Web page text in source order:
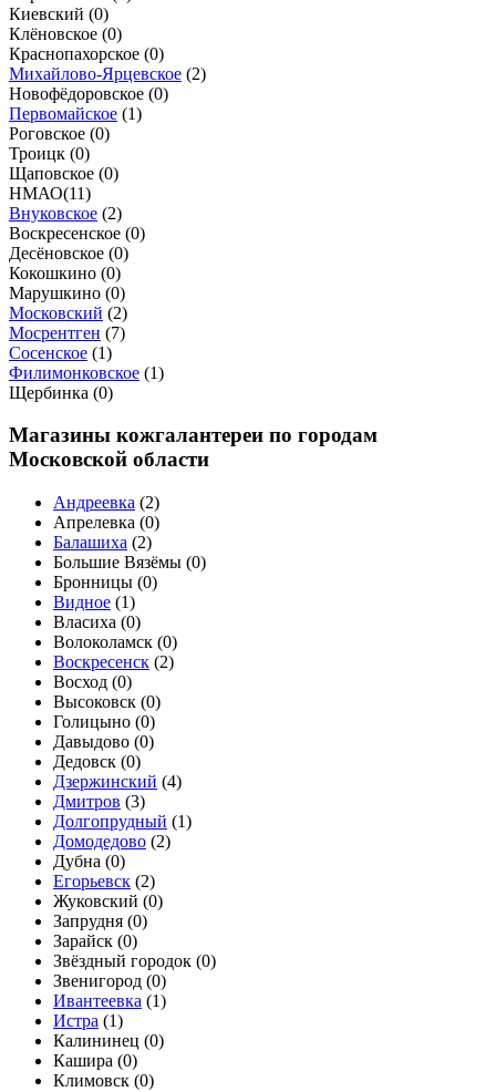
Киевский (0)
Клёновское (0)
Краснопахорское (0)
Михайлово-Ярцевское (2)
Новофёдоровское (0)
Первомайское (1)
Роговское (0)
Троицк (0)
Щаповское (0)
НМАО(11)
Внуковское (2)
Воскресенское (0)
Десёновское (0)
Кокошкино (0)
Марушкино (0)
Московский (2)
Мосрентген (7)
Сосенское (1)
Филимонковское (1)
Щербинка (0)
Магазины кожгалантереи по городам
Московской области
Андреевка (2)
Апрелевка (0)
Балашиха (2)
Большие Вязёмы (0)
Бронницы (0)
Видное (1)
Власиха (0)
Волоколамск (0)
Воскресенск (2)
Восход (0)
Высоковск (0)
Голицыно (0)
Давыдово (0)
Дедовск (0)
Дзержинский (4)
Дмитров (3)
Долгопрудный (1)
Домодедово (2)
Дубна (0)
Егорьевск (2)
Жуковский (0)
Запрудня (0)
Зарайск (0)
Звёздный городок (0)
Звенигород (0)
Ивантеевка (1)
Истра (1)
Калининец (0)
Кашира (0)
Климовск (0)